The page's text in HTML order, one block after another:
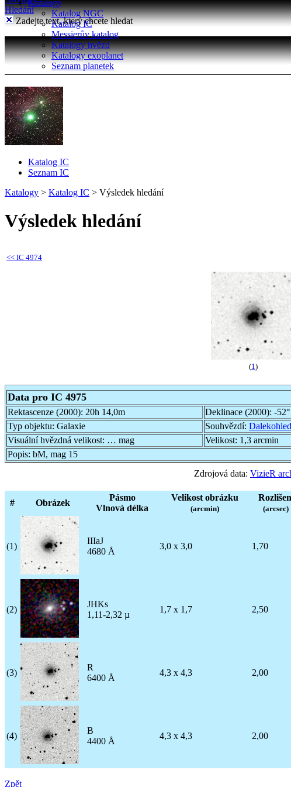
Katalogy
Katalog NGC
Katalog IC
Messierův katalog
Katalogy hvězd
Katalogy exoplanet
Seznam planetek
Hledání
Zadejte text, který chcete hledat
Katalog IC
Seznam IC
Katalogy > Katalog IC > Výsledek hledání
Výsledek hledání
<< IC 4974
(1 )
Data pro IC 4975
Rektascenze (2000): 20h 14,0m Deklinace (2000): -
Typ objektu: Galaxie Souhvězdí: Dalekohled
Visuální hvězdná velikost: … mag Velikost: 1,3 arcmin
Popis: bM, mag 15
Zdrojová data: VizieR
# Obrázek
Pásmo
Vlnová délka
Velikost obrázku
(arcmin) (arcsec)
(1)
IIIaJ
4680 Å
3,0 x 3,0 1,70
(2)
JHKs
1,11-2,32 µ
1,7 x 1,7 2,50
(3)
R
6400 Å
4,3 x 4,3 2,00
(4)
B
4400 Å
4,3 x 4,3 2,00
Zpět